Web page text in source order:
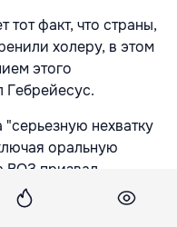
факт, что страны,
холеру, в этом
этого
Гебрейесус.
нехватку
оральную
ВОЗ призвал
на призыв о
холерой.